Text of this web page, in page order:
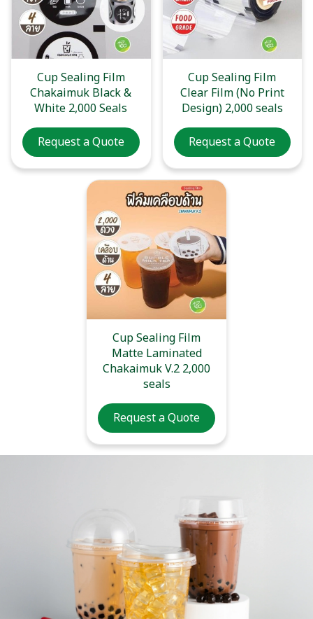
Cup Sealing Film
Chakaimuk Black &
White 2,000 Seals
Request a Quote
Cup Sealing Film
Clear Film (No Print
Design) 2,000 seals
Request a Quote
Cup Sealing Film
Matte Laminated
Chakaimuk V.2 2,000
seals
Request a Quote